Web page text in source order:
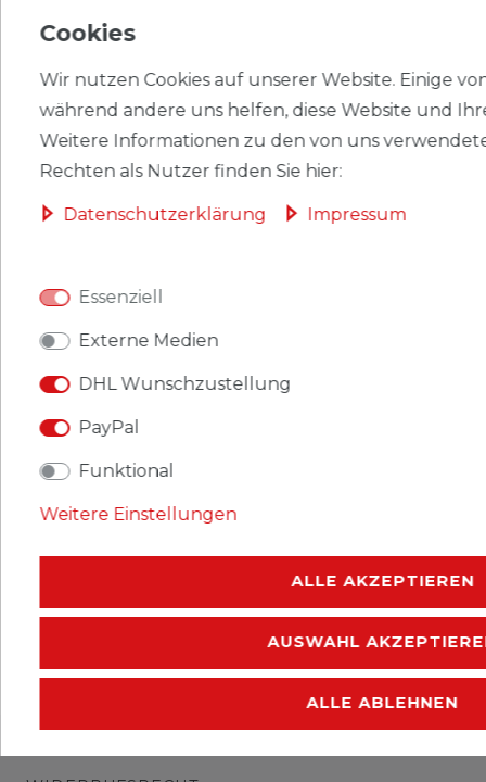
HERSTELLER
Briefmarken Französ. Gebiete Antarktis 1959 Mi 14-17
(kompl.Ausg.) postfrisch Freimarken: Vögel.
Produkt: Briefmarken.
Gebiet: Französ. Gebiete Antarktis
Ausgabeanlass: 1959 Vögel, Wappen.
Titel: 14-17 (kompl.Ausg.).
Katalognummern: 14,15,16,17.
IMPRESSUM
Cookies
Wir nutzen Cookies auf unserer Website. Einige
während andere uns helfen, diese Website und
Weitere Informationen zu den von uns
Rechten als Nutzer finden Sie hier:
Daten­schutz­erklärung Impressum
Essenziell
Externe Medien
DHL Wunschzustellung
PayPal
Funktional
Weitere Einstellungen
ALLE AKZEPTIEREN
AUSWAHL
ALLE ABLEHNEN